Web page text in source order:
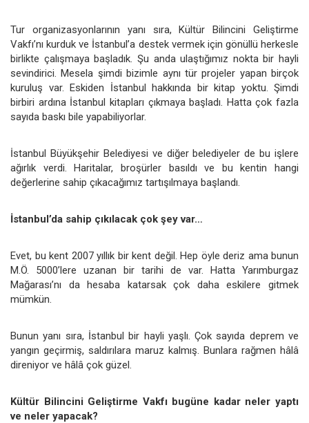
Tur organizasyonlarının yanı sıra, Kültür Bilincini Geliştirme
Vakfı’nı kurduk ve İstanbul’a destek vermek için gönüllü herkesle
birlikte çalışmaya başladık. Şu anda ulaştığımız nokta bir hayli
sevindirici. Mesela şimdi bizimle aynı tür projeler yapan birçok
kuruluş var. Eskiden İstanbul hakkında bir kitap yoktu. Şimdi
birbiri ardına İstanbul kitapları çıkmaya başladı. Hatta çok fazla
sayıda baskı bile yapabiliyorlar.
İstanbul Büyükşehir Belediyesi ve diğer belediyeler de bu işlere
ağırlık verdi. Haritalar, broşürler basıldı ve bu kentin hangi
değerlerine sahip çıkacağımız tartışılmaya başlandı.
İstanbul’da sahip çıkılacak çok şey var…
Evet, bu kent 2007 yıllık bir kent değil. Hep öyle deriz ama bunun
M.Ö. 5000’lere uzanan bir tarihi de var. Hatta Yarımburgaz
Mağarası’nı da hesaba katarsak çok daha eskilere gitmek
mümkün.
Bunun yanı sıra, İstanbul bir hayli yaşlı. Çok sayıda deprem ve
yangın geçirmiş, saldırılara maruz kalmış. Bunlara rağmen hâlâ
direniyor ve hâlâ çok güzel.
Kültür Bilincini Geliştirme Vakfı bugüne kadar neler yaptı
ve neler yapacak?